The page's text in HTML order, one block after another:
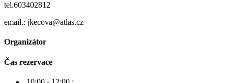
tel.603402812
email.: jkecova@atlas.cz
Organizátor
Čas rezervace